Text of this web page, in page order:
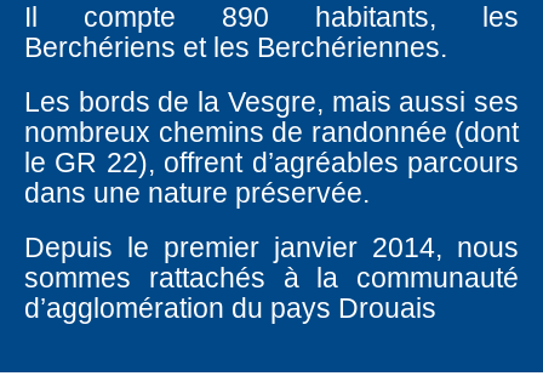
Il compte 890 habitants, les
Berchériens et les Berchériennes.
Les bords de la Vesgre, mais aussi ses
nombreux chemins de randonnée (dont
le GR 22), offrent d’agréables parcours
dans une nature préservée.
Depuis le premier janvier 2014, nous
sommes rattachés à la communauté
d’agglomération du pays Drouais